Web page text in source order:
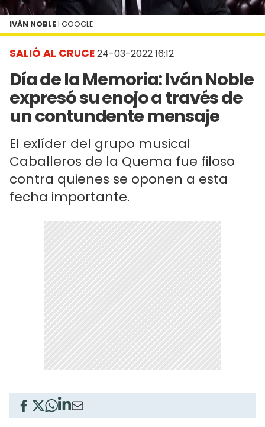
SALIÓ AL CRUCE24-03-2022 16:12
Día de la Memoria: Iván Noble
expresó su enojo a través de
un contundente mensaje
El exlíder del grupo musical
Caballeros de la Quema fue filoso
contra quienes se oponen a esta
fecha importante.
IVÁN NOBLE | GOOGLE